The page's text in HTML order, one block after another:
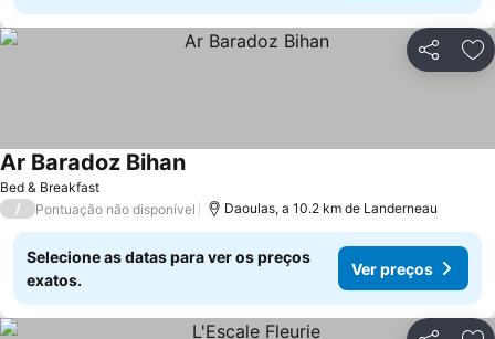
Partilhar
Bed & Breakfast
Ar Baradoz BihanVer preços
/ Pontuação não disponível Daoulas, a 10.2 km de Landerneau
Selecione as datas para ver os preços
exatos.
Ver preços